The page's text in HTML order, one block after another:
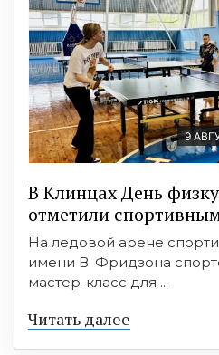
9
В Клинцах День
отметили
На ледовой арене
имени В. Фридзона
мастер-класс для ...
Читать далее